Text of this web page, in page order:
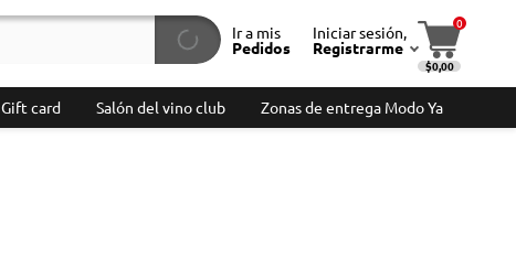
Ir a mis
Pedidos
Iniciar sesión,
Registrarme
0
$0,00
Gift card Salón del vino club Zonas de entrega Modo Ya